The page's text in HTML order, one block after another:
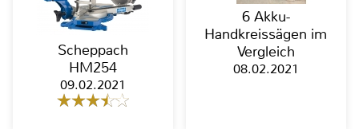
Scheppach
HM254
09.02.2021
6 Akku-
Handkreissägen im
Vergleich
08.02.2021